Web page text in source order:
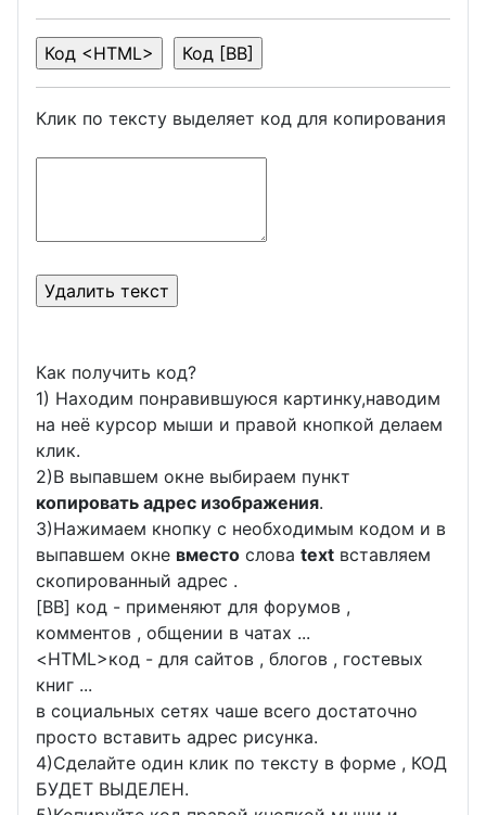
Клик по тексту выделяет код для копирования
Как получить код?
1) Находим понравившуюся картинку,наводим
на неё курсор мыши и правой кнопкой делаем
клик.
2)В выпавшем окне выбираем пункт
копировать адрес изображения.
3)Нажимаем кнопку с необходимым кодом и в
выпавшем окне вместо слова text вставляем
скопированный адрес .
[BB] код - применяют для форумов ,
комментов , общении в чатах ...
<HTML>код - для сайтов , блогов , гостевых
книг ...
в социальных сетях чаше всего достаточно
просто вставить адрес рисунка.
4)Сделайте один клик по тексту в форме , КОД
БУДЕТ ВЫДЕЛЕН.